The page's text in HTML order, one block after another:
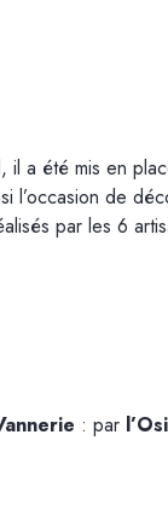
il a été mis en
l’occasion de
par les 6
: par